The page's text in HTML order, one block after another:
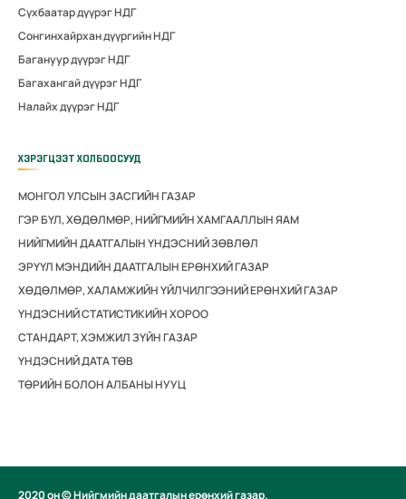
Сүхбаатар дүүрэг НДГ
Сонгинхайрхан дүүргийн НДГ
Багануур дүүрэг НДГ
Багахангай дүүрэг НДГ
Налайх дүүрэг НДГ
ХЭРЭГЦЭЭТ ХОЛБООСУУД
МОНГОЛ УЛСЫН ЗАСГИЙН ГАЗАР
ГЭР БҮЛ, ХӨДӨЛМӨР, НИЙГМИЙН ХАМГААЛЛЫН ЯАМ
НИЙГМИЙН ДААТГАЛЫН ҮНДЭСНИЙ ЗӨВЛӨЛ
ЭРҮҮЛ МЭНДИЙН ДААТГАЛЫН ЕРӨНХИЙ ГАЗАР
ХӨДӨЛМӨР, ХАЛАМЖИЙН ҮЙЛЧИЛГЭЭНИЙ ЕРӨНХИЙ ГАЗАР
ҮНДЭСНИЙ СТАТИСТИКИЙН ХОРОО
СТАНДАРТ, ХЭМЖИЛ ЗҮЙН ГАЗАР
ҮНДЭСНИЙ ДАТА ТӨВ
ТӨРИЙН БОЛОН АЛБАНЫ НУУЦ
2020 он © Нийгмийн даатгалын ерөнхий газар.